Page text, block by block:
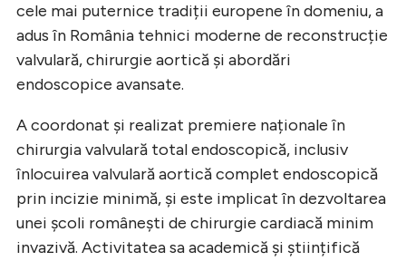
cele mai puternice tradiții europene în domeniu, a
adus în România tehnici moderne de reconstrucție
valvulară, chirurgie aortică și abordări
endoscopice avansate.
A coordonat și realizat premiere naționale în
chirurgia valvulară total endoscopică, inclusiv
înlocuirea valvulară aortică complet endoscopică
prin incizie minimă, și este implicat în dezvoltarea
unei școli românești de chirurgie cardiacă minim
invazivă. Activitatea sa academică și științifică